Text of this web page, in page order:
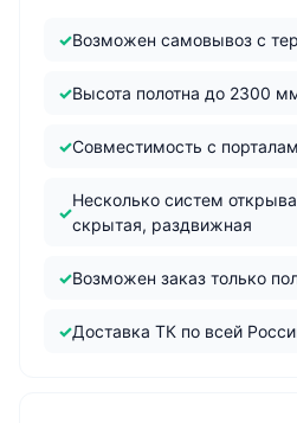
Возможен самовывоз с
Высота полотна до 2300
Совместимость с
Несколько систем
скрытая, раздвижная
Возможен заказ только
Доставка ТК по всей